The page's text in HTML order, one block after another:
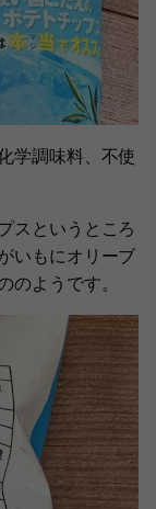
学調味料、不使
スというところ
いもにオリーブ
のようです。